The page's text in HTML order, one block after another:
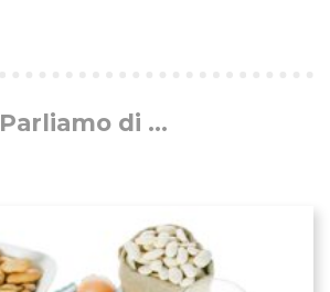
Parliamo di ...